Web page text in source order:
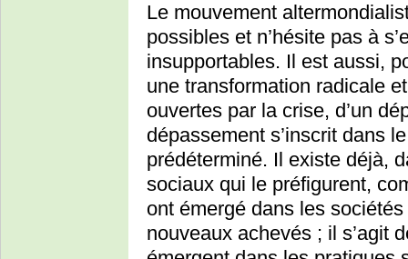
Le mouvement
possibles et n’hésite pas à
insupportables. Il est aussi,
une transformation radicale
ouvertes par la crise, d’un
dépassement s’inscrit dans
prédéterminé. Il existe déjà,
sociaux qui le préfigurent,
ont émergé dans les
nouveaux achevés ; il s’agit